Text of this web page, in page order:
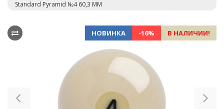
Standard Pyramid №4 60,3 ММ
НОВИНКА -16% В НАЛИЧИИ!
Previous